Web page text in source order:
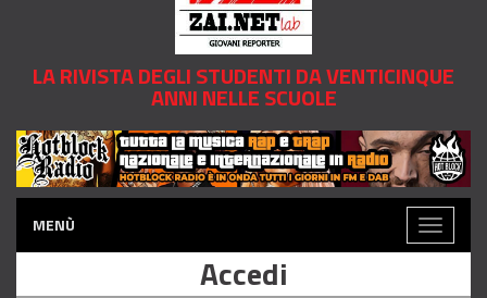
LA RIVISTA DEGLI STUDENTI DA VENTICINQUE
ANNI NELLE SCUOLE
MENÙ
Toggle
Accedi